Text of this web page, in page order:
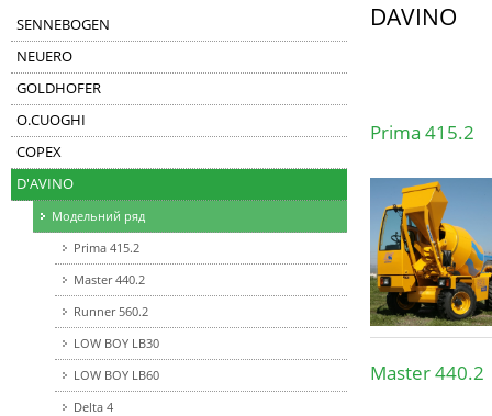
SENNEBOGEN
NEUERO
GOLDHOFER
O.CUOGHI
COPEX
D'AVINO
Модельний ряд
Prima 415.2
Master 440.2
Runner 560.2
LOW BOY LB30
LOW BOY LB60
Delta 4
DAVINO
Prima 415.2
Master 440.2